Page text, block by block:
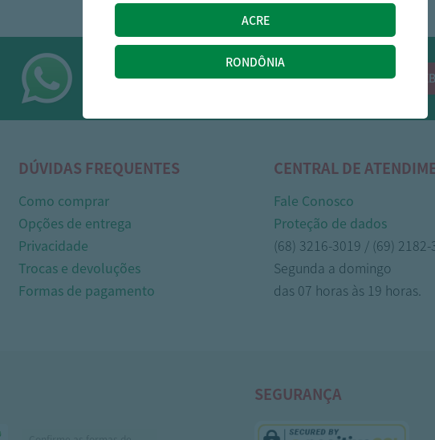
OFERTAS NO WHATSAPP:
Siga nossos canais oficiais de ofertas no
DÚVIDAS FREQUENTES
Como comprar
Opções de entrega
Privacidade
Trocas e devoluções
Formas de pagamento
CENTRAL DE
Fale Conosco
Proteção de dados
(68) 3216-3019 / (69) 2182-
Segunda a domingo
das 07 horas às 19 horas.
SEGURANÇA